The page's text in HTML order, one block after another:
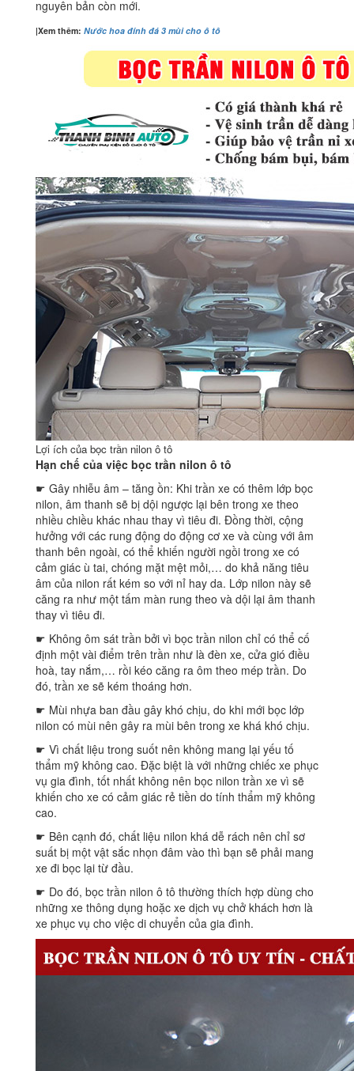
nguyên bản còn mới.
|Xem thêm: Nước hoa đính đá 3 mùi cho ô tô
Lợi ích của bọc trần nilon ô tô
Hạn chế của việc bọc trần nilon ô tô
☛ Gây nhiễu âm – tăng ồn: Khi trần xe có thêm lớp bọc
nilon, âm thanh sẽ bị dội ngược lại bên trong xe theo
nhiều chiều khác nhau thay vì tiêu đi. Đồng thời, cộng
hưởng với các rung động do động cơ xe và cùng với âm
thanh bên ngoài, có thể khiến người ngồi trong xe có
cảm giác ù tai, chóng mặt mệt mỏi,… do khả năng tiêu
âm của nilon rất kém so với nỉ hay da. Lớp nilon này sẽ
căng ra như một tấm màn rung theo và dội lại âm thanh
thay vì tiêu đi.
☛ Không ôm sát trần bởi vì bọc trần nilon chỉ có thể cố
định một vài điểm trên trần như là đèn xe, cửa gió điều
hoà, tay nắm,… rồi kéo căng ra ôm theo mép trần. Do
đó, trần xe sẽ kém thoáng hơn.
☛ Mùi nhựa ban đầu gây khó chịu, do khi mới bọc lớp
nilon có mùi nên gây ra mùi bên trong xe khá khó chịu.
☛ Vì chất liệu trong suốt nên không mang lại yếu tố
thẩm mỹ không cao. Đặc biệt là với những chiếc xe phục
vụ gia đình, tốt nhất không nên bọc nilon trần xe vì sẽ
khiến cho xe có cảm giác rẻ tiền do tính thẩm mỹ không
cao.
☛ Bên cạnh đó, chất liệu nilon khá dễ rách nên chỉ sơ
suất bị một vật sắc nhọn đâm vào thì bạn sẽ phải mang
xe đi bọc lại từ đầu.
☛ Do đó, bọc trần nilon ô tô thường thích hợp dùng cho
những xe thông dụng hoặc xe dịch vụ chở khách hơn là
xe phục vụ cho việc di chuyển của gia đình.